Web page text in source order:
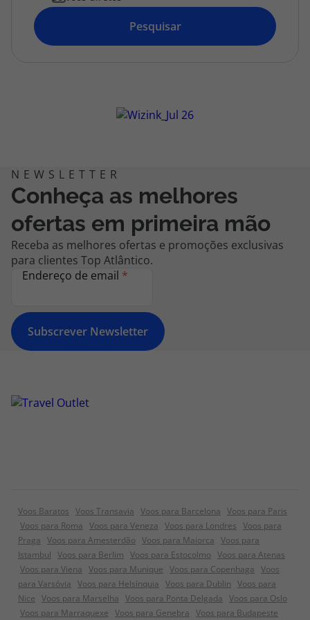
topatlantico@topatlantico.com
Pesquisar
Conheça as melhores
ofertas em primeira mão
Receba as melhores ofertas e promoções exclusivas
para clientes Top Atlântico.
Endereço de email *
Subscrever Newsletter
Voos Baratos Voos Transavia Voos para Barcelona Voos para Paris
Voos para Roma Voos para Veneza Voos para Londres Voos para
Praga Voos para Amesterdão Voos para Maiorca Voos para
Istambul Voos para Berlim Voos para Estocolmo Voos para Atenas
Voos para Viena Voos para Munique Voos para Copenhaga Voos
para Varsóvia Voos para Helsínquia Voos para Dublin Voos para
Nice Voos para Marselha Voos para Ponta Delgada Voos para Oslo
Voos para Marraquexe Voos para Genebra Voos para Budapeste